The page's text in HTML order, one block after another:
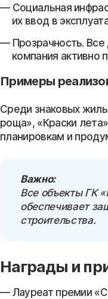
Социальная
их ввод в
Прозрачность.
компания активно
Примеры
Среди знаковых
роща», «Краски
планировкам и
Важно:
Все объекты ГК
обеспечивает
строительства.
Награды и
Лауреат премии